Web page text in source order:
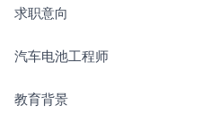
求职意向
汽车电池工程师
教育背景